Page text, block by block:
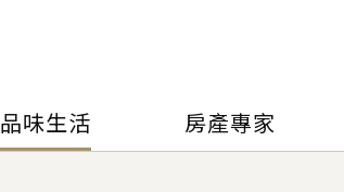
品味生活 房產專家